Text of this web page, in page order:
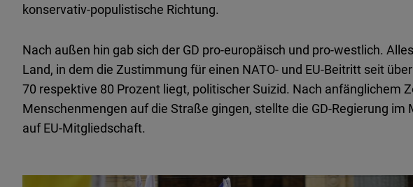
konservativ-populistische Richtung.
Nach außen hin gab sich der GD pro-europäisch und pro-westlich.
Land, in dem die Zustimmung für einen NATO- und EU-Beitritt seit
70 respektive 80 Prozent liegt, politischer Suizid. Nach anfänglichem
Menschenmengen auf die Straße gingen, stellte die GD-Regierung im
auf EU-Mitgliedschaft.